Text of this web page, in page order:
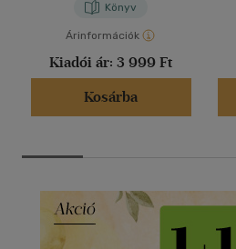
Könyv
Árinformációk
Kiadói ár: 3 999 Ft
Kosárba